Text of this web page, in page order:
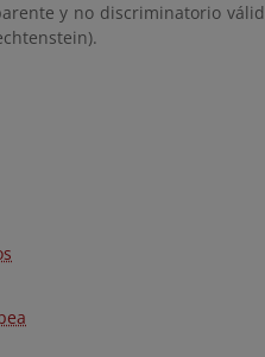
y no discriminatorio